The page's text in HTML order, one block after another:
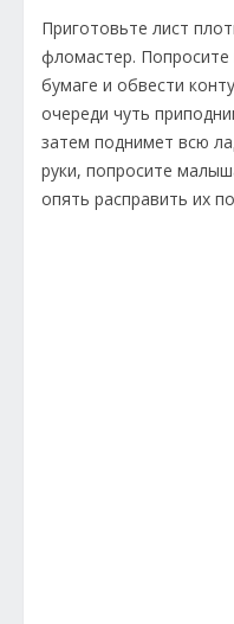
Приготовьте лист
фломастер.
бумаге и обвести
очереди чуть
затем поднимет всю
руки, попросите
опять расправить их